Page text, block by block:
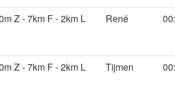
Z - 7km F - 2km L René
Z - 7km F - 2km L Tijmen